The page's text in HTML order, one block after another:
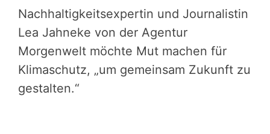
Nachhaltigkeitsexpertin und Journalistin
Lea Jahneke von der Agentur
Morgenwelt möchte Mut machen für
Klimaschutz, „um gemeinsam Zukunft zu
gestalten.“